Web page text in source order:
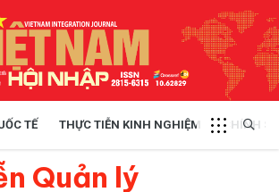
TẾ THỰC TIỄN KINH NGHIỆM CHÍNH
Quản lý